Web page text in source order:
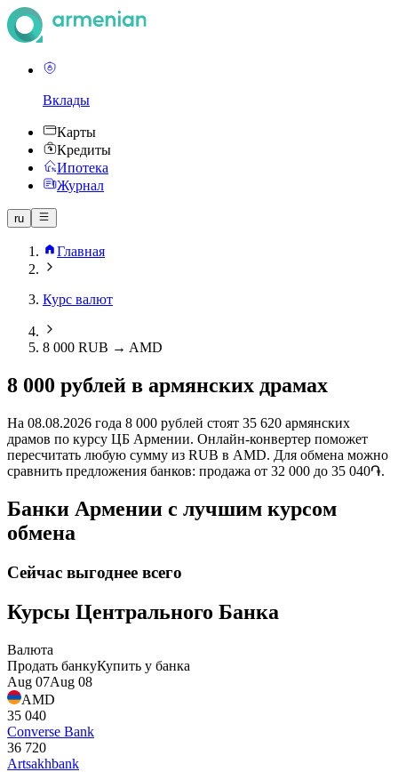
Вклады
Карты
Кредиты
Ипотека
Журнал
ru
Главная
Курс валют
8 000 RUB → AMD
8 000 рублей в армянских драмах
На 08.08.2026 года 8 000 рублей стоят 35 620 армянских
драмов по курсу ЦБ Армении. Онлайн-конвертер поможет
пересчитать любую сумму из RUB в AMD. Для обмена можно
сравнить предложения банков: продажа от 32 000 до 35 040֏.
Банки Армении с лучшим курсом
обмена
Сейчас выгоднее всего
Курсы Центрального Банка
Валюта
Продать банкуКупить у банка
Aug 07Aug 08
AMD
35 040
Converse Bank
36 720
Artsakhbank